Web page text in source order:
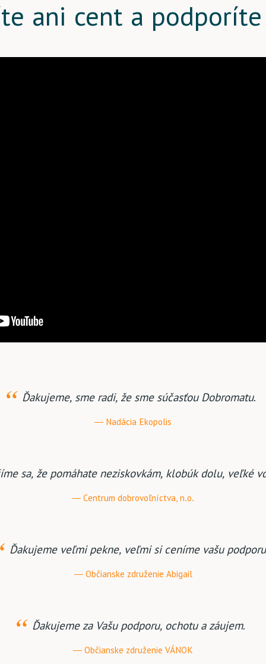
ani cent a
Ďakujeme, sme radi, že sme súčasťou Dobromatu.
Nadácia Ekopolis
sa, že pomáhate neziskovkám, klobúk dolu, veľké
Centrum dobrovoľníctva, n.o.
Ďakujeme veľmi pekne, veľmi si ceníme vašu
Občianske združenie Abigail
Ďakujeme za Vašu podporu, ochotu a záujem.
Občianske združenie VÁNOK